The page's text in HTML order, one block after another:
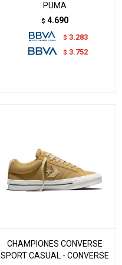
PUMA
$ 4.690
$ 3.283
$ 3.752
CHAMPIONES CONVERSE
SPORT CASUAL - CONVERSE